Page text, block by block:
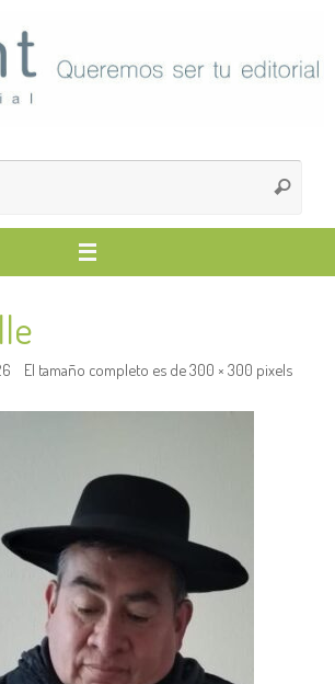
Buscar
El tamaño completo es de300 × 300 pixels